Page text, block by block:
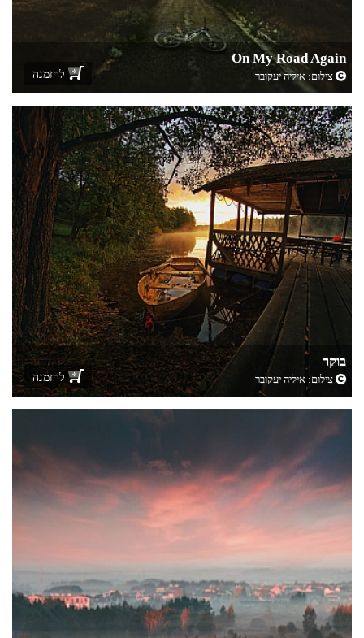
On My Road Again
צילום: איליה יעקובר להזמנה
בוקר
צילום: איליה יעקובר להזמנה